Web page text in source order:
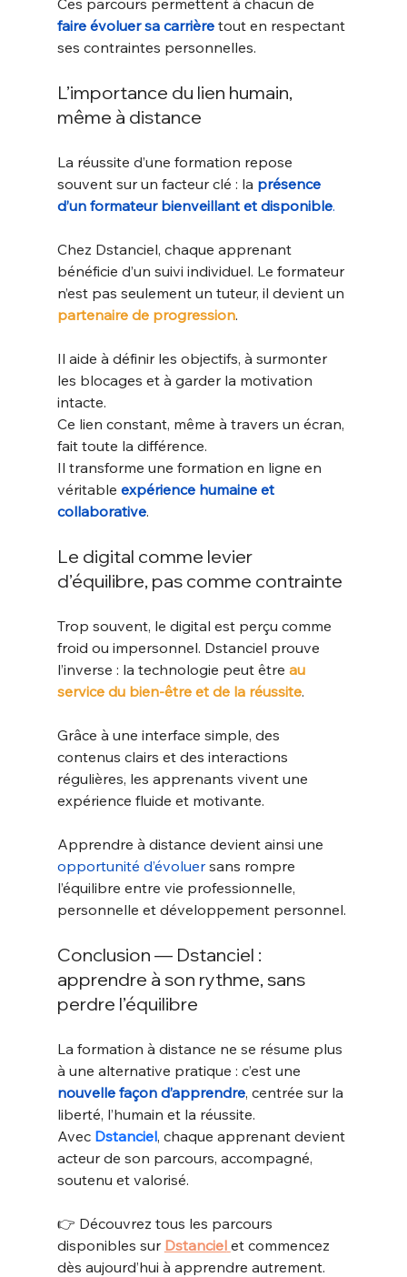
faire évoluer sa carrière tout en respectant
ses contraintes personnelles.
L’importance du lien humain,
même à distance
La réussite d’une formation repose
souvent sur un facteur clé : la présence
d’un formateur bienveillant et disponible.
Chez Dstanciel, chaque apprenant
bénéficie d’un suivi individuel. Le formateur
n’est pas seulement un tuteur, il devient un
partenaire de progression.
Il aide à définir les objectifs, à surmonter
les blocages et à garder la motivation
intacte.
Ce lien constant, même à travers un écran,
fait toute la différence.
Il transforme une formation en ligne en
véritable expérience humaine et
collaborative.
Le digital comme levier
d’équilibre, pas comme contrainte
Trop souvent, le digital est perçu comme
froid ou impersonnel. Dstanciel prouve
l’inverse : la technologie peut être au
service du bien-être et de la réussite.
Grâce à une interface simple, des
contenus clairs et des interactions
régulières, les apprenants vivent une
expérience fluide et motivante.
Apprendre à distance devient ainsi une
opportunité d’évoluer sans rompre
l’équilibre entre vie professionnelle,
personnelle et développement personnel.
Conclusion — Dstanciel :
apprendre à son rythme, sans
perdre l’équilibre
La formation à distance ne se résume plus
à une alternative pratique : c’est une
nouvelle façon d’apprendre, centrée sur la
liberté, l’humain et la réussite.
Avec Dstanciel, chaque apprenant devient
acteur de son parcours, accompagné,
soutenu et valorisé.
👉 Découvrez tous les parcours
disponibles sur Dstanciel et commencez
dès aujourd’hui à apprendre autrement.